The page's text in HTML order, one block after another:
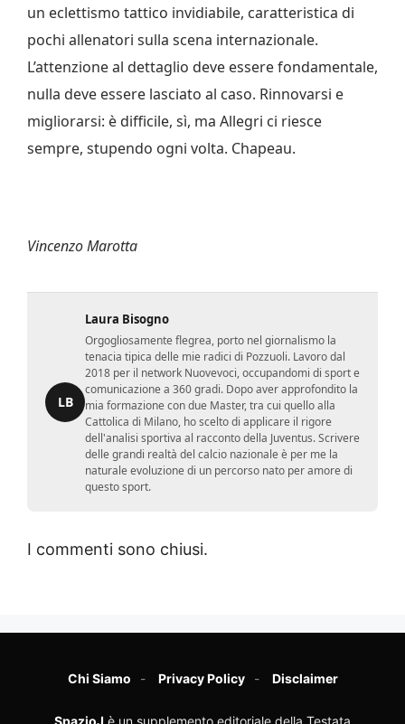
un eclettismo tattico invidiabile, caratteristica di
pochi allenatori sulla scena internazionale.
L’attenzione al dettaglio deve essere fondamentale,
nulla deve essere lasciato al caso. Rinnovarsi e
migliorarsi: è difficile, sì, ma Allegri ci riesce
sempre, stupendo ogni volta. Chapeau.
Vincenzo Marotta
LB
Laura Bisogno
Orgogliosamente flegrea, porto nel giornalismo la
tenacia tipica delle mie radici di Pozzuoli. Lavoro dal
2018 per il network Nuovevoci, occupandomi di sport e
comunicazione a 360 gradi. Dopo aver approfondito la
mia formazione con due Master, tra cui quello alla
Cattolica di Milano, ho scelto di applicare il rigore
dell'analisi sportiva al racconto della Juventus. Scrivere
delle grandi realtà del calcio nazionale è per me la
naturale evoluzione di un percorso nato per amore di
questo sport.
I commenti sono chiusi.
Chi Siamo Privacy Policy Disclaimer
SpazioJ è un supplemento editoriale della Testata